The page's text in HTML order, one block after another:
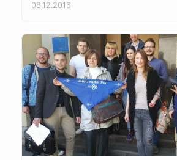
08.12.2016